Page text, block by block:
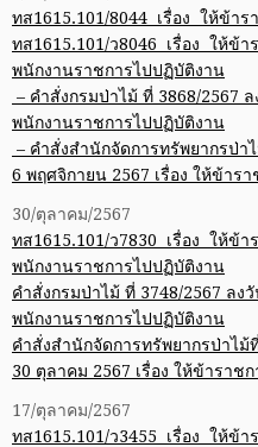
ทส1615.101/8044 เรื่อง ให้ข้าร
ทส1615.101/ว8046 เรื่อง ให้ข้
พนักงานราชการไปปฏิบัติงาน
– คำสั่งกรมป่าไม้ ที่ 3868/2567
พนักงานราชการไปปฏิบัติงาน
– คำสั่งสำนักจัดการทรัพยากรป่า
6 พฤศจิกายน 2567 เรื่อง ให้ข้าร
30/ตุลาคม/2567
ทส1615.101/ว7830 เรื่อง ให้ข้
พนักงานราชการไปปฏิบัติงาน
คำสั่งกรมป่าไม้ ที่ 3748/2567 ลง
พนักงานราชการไปปฏิบัติงาน
คำสั่งสำนักจัดการทรัพยากรป่าไม้
30 ตุลาคม 2567 เรื่อง ให้ข้าราช
17/ตุลาคม/2567
ทส1615.101/ว3455 เรื่อง ให้ข้